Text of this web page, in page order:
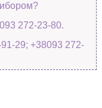
272-23-80.
29; +38093 272-